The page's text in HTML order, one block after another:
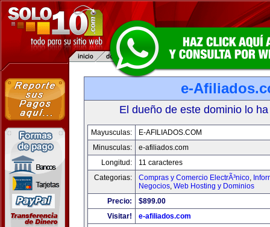
e-
El dueño de este dominio lo
Mayusculas:
E-AFILIADOS.COM
Minusculas:
e-afiliados.com
Longitud:
11 caracteres
Categorias:
Compras y Comercio ElectrÃ³nico,
Negocios, Web Hosting y Dominios
Precio:
$899.00
Visitar!
e-afiliados.com